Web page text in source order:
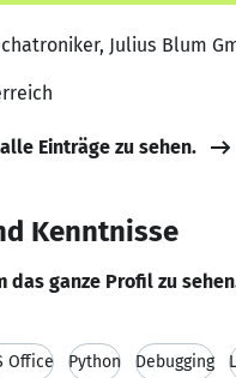
Julius Blum
Einträge zu sehen.
Kenntnisse
das ganze Profil zu
Office Python Debugging